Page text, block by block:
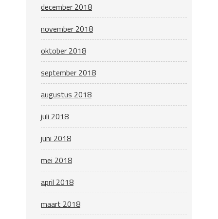
december 2018
november 2018
oktober 2018
september 2018
augustus 2018
juli 2018
juni 2018
mei 2018
april 2018
maart 2018